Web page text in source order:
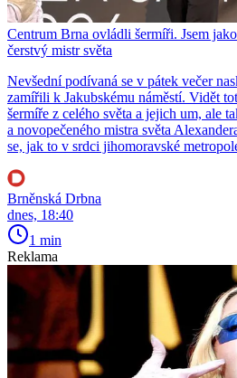
Centrum Brna ovládli šermíři. Jsem
čerstvý mistr světa
Nevšední podívaná se v pátek večer
zamířili k Jakubskému náměstí. Vidět
šermíře z celého světa a jejich um, ale
a novopečeného mistra světa
se, jak to v srdci jihomoravské
Brněnská Drbna
dnes, 18:40
1 min
Reklama